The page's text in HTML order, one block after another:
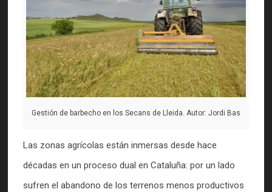
Gestión de barbecho en los Secans de Lleida. Autor: Jordi Bas
Las zonas agrícolas están inmersas desde hace
décadas en un proceso dual en Cataluña: por un lado
sufren el abandono de los terrenos menos productivos